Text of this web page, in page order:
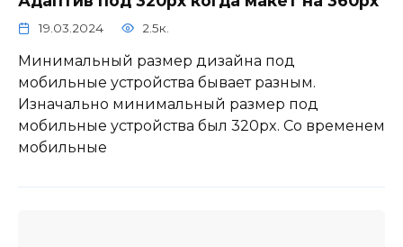
19.03.2024 2.5к.
Минимальный размер дизайна под
мобильные устройства бывает разным.
Изначально минимальный размер под
мобильные устройства был 320px. Со временем
мобильные